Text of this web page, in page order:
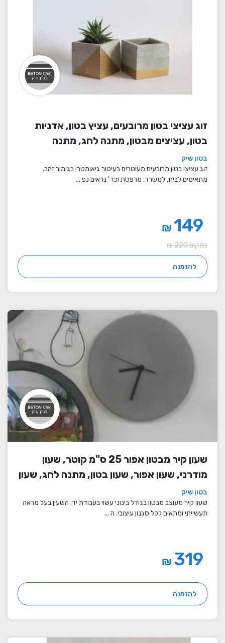
זוג עציצי בטון מרובעים, עציץ בטון, אדניות
בטון, עציצים מבטון, מתנה לחג, מתנה
לעובדים, מתנות לחנוכת בית, עציצים מתנה,
מתנה, מתנות מיוחדות
בטון שיק
זוג עציצי בטון מרובעים מעוטרים בעיטור גיאומטרי בגימור זהב.
מתאימים לבית, למשרד, מרפסת וכד' נראים נפ ...
₪
במקום 220 ₪
להזמנה
שעון קיר מבטון אפור 25 ס"מ קוטר, שעון
מודרני, שעון אפור, שעון בטון, מתנה לחג, שעון
מעוצב, שעון מיוחד, שעון תעשייתי, שעון לסלון,
שעון קיר
בטון שיק
שעון קיר מעוצב מבטון בגודל בינוני עשוי בעבודת יד. השעון בעל מראה
תעשייתי ומתאים לכל סגנון עיצובי. ה ...
₪
להזמנה